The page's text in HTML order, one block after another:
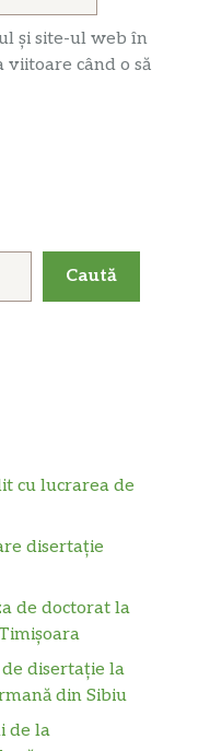
și site-ul web în
când o să
Caută
cu lucrarea de
disertație
de doctorat la
disertație la
din Sibiu
de la